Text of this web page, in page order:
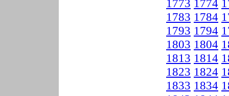
1773 1774
1783 1784
1793 1794
1803 1804
1813 1814
1823 1824
1833 1834